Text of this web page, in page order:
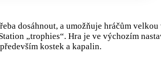
dosáhnout, a umožňuje hráčům
„trophies“. Hra je ve výchozím
kostek a kapalin.